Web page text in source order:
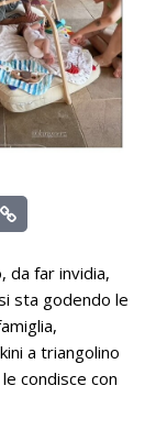
da far invidia,
sta godendo le
a triangolino
condisce con